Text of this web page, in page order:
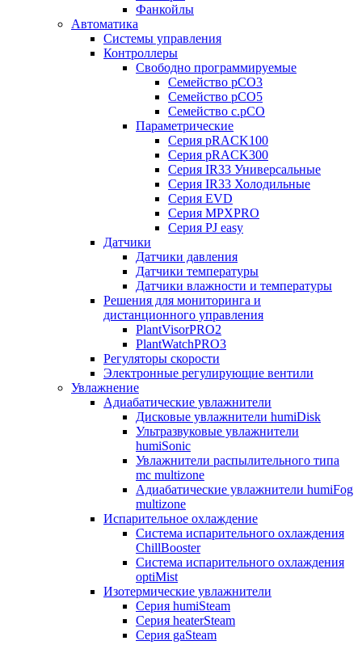
Фанкойлы
Автоматика
Системы управления
Контроллеры
Свободно программируемые
Семейство pCO3
Семейство pCO5
Семейство c.pCO
Параметрические
Серия pRACK100
Серия pRACK300
Серия IR33 Универсальные
Серия IR33 Холодильные
Серия EVD
Серия MPXPRO
Серия PJ easy
Датчики
Датчики давления
Датчики температуры
Датчики влажности и температуры
Решения для мониторинга и
дистанционного управления
PlantVisorPRO2
PlantWatchPRO3
Регуляторы скорости
Электронные регулирующие вентили
Увлажнение
Адиабатические увлажнители
Дисковые увлажнители humiDisk
Ультразвуковые увлажнители
humiSonic
Увлажнители распылительного типа
mc multizone
Адиабатические увлажнители humiFog
multizone
Испарительное охлаждение
Система испарительного охлаждения
ChillBooster
Система испарительного охлаждения
optiMist
Изотермические увлажнители
Серия humiSteam
Серия heaterSteam
Серия gaSteam